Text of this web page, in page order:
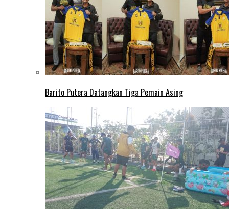
Barito Putera Datangkan Tiga Pemain Asing